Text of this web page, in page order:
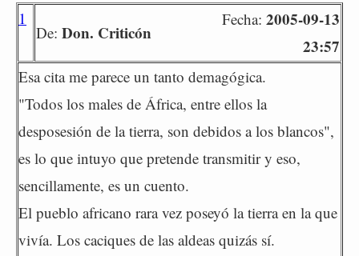
1
De: Don. Criticón
Fecha: 2005-09-13
23:57
Esa cita me parece un tanto demagógica.
"Todos los males de África, entre ellos la
desposesión de la tierra, son debidos a los blancos",
es lo que intuyo que pretende transmitir y eso,
sencillamente, es un cuento.
El pueblo africano rara vez poseyó la tierra en la que
vivía. Los caciques de las aldeas quizás sí.